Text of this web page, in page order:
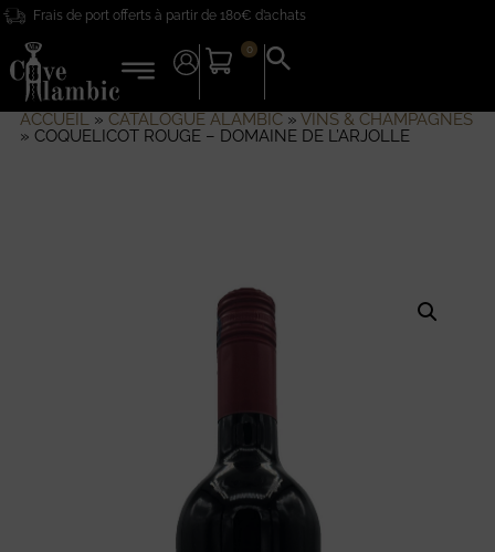
Frais de port offerts à partir de 180€ d’achats
0
Search
for:
ACCUEIL» CATALOGUE ALAMBIC» VINS & CHAMPAGNES
» COQUELICOT ROUGE – DOMAINE DE L’ARJOLLE